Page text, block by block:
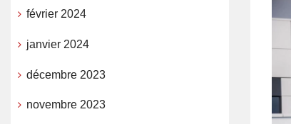
février 2024
janvier 2024
décembre 2023
novembre 2023